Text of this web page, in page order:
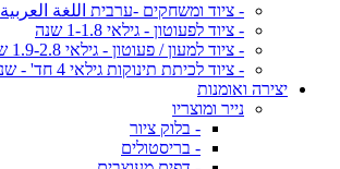
- ציוד ומשחקים -ערבית اللغة العربية
- ציוד לפעוטון - גילאי 1-1.8 שנה
- ציוד למעון / פעוטון - גילאי 1.9-2.8 שנה
- ציוד לכיתת תינוקות גילאי 4 חד' - שנה
יצירה ואומנות
נייר ומוצריו
- בלוק ציור
- בריסטולים